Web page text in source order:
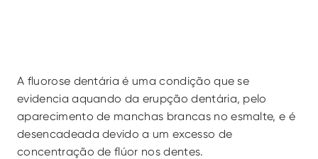
A fluorose dentária é uma condição que se
evidencia aquando da erupção dentária, pelo
aparecimento de manchas brancas no esmalte, e é
desencadeada devido a um excesso de
concentração de flúor nos dentes.